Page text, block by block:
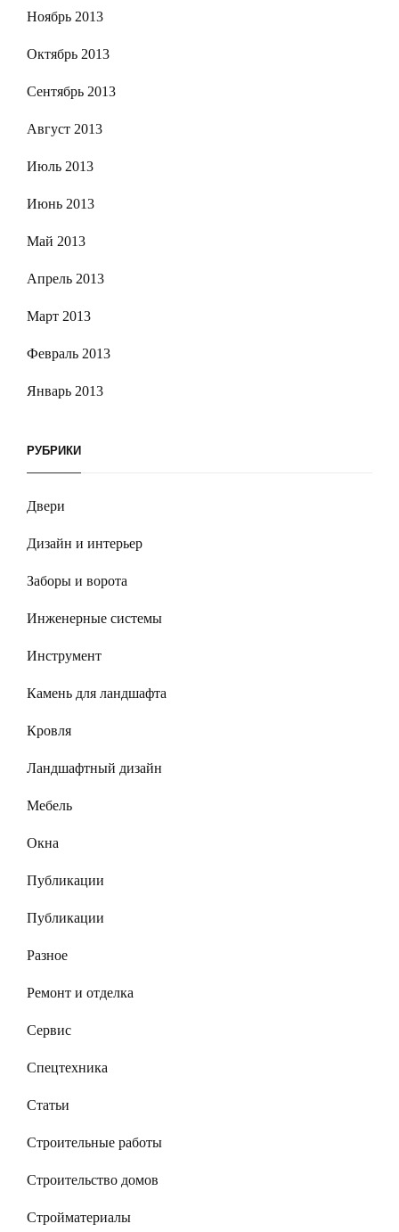
Ноябрь 2013
Октябрь 2013
Сентябрь 2013
Август 2013
Июль 2013
Июнь 2013
Май 2013
Апрель 2013
Март 2013
Февраль 2013
Январь 2013
РУБРИКИ
Двери
Дизайн и интерьер
Заборы и ворота
Инженерные системы
Инструмент
Камень для ландшафта
Кровля
Ландшафтный дизайн
Мебель
Окна
Публикации
Публикации
Разное
Ремонт и отделка
Сервис
Спецтехника
Статьи
Строительные работы
Строительство домов
Стройматериалы